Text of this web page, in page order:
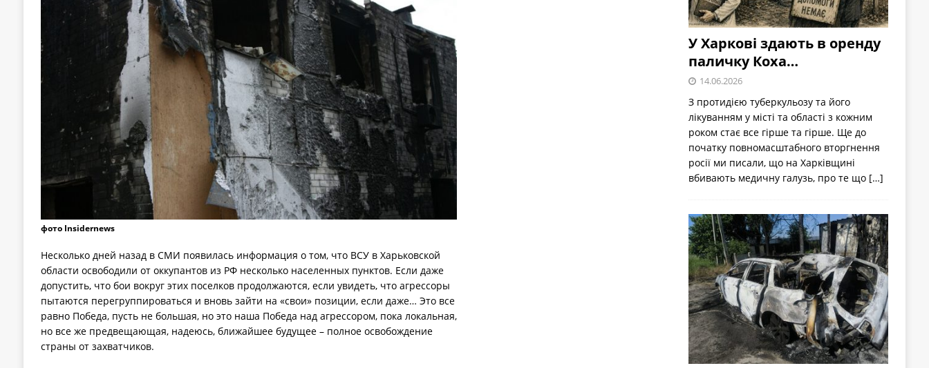
фото Insidernews
Несколько дней назад в СМИ появилась информация о том, что ВСУ в Харьковской
области освободили от оккупантов из РФ несколько населенных пунктов. Если даже
допустить, что бои вокруг этих поселков продолжаются, если увидеть, что агрессоры
пытаются перегруппироваться и вновь зайти на «свои» позиции, если даже… Это все
равно Победа, пусть не большая, но это наша Победа над агрессором, пока локальная,
но все же предвещающая, надеюсь, ближайшее будущее – полное освобождение
страны от захватчиков.
У Харкові здають в оренду
паличку Коха…
14.06.2026
З протидією туберкульозу та його
лікуванням у місті та області з кожним
роком стає все гірше та гірше. Ще до
початку повномасштабного вторгнення
росії ми писали, що на Харківщині
вбивають медичну галузь, про те що […]